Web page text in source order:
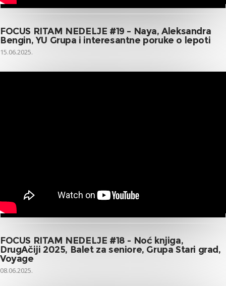
FOCUS RITAM NEDELJE #19 – Naya, Aleksandra
Bengin, YU Grupa i interesantne poruke o lepoti
15.06.2025.
FOCUS RITAM NEDELJE #18 - Noć knjiga,
DrugAčiji 2025, Balet za seniore, Grupa Stari grad,
Voyage
08.06.2025.